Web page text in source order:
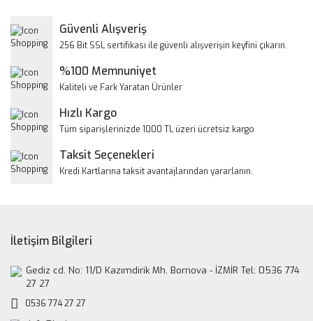
Yorum Yaz
Ürün resmi kalitesiz, bozuk veya görüntülenemiyor.
Ürün bilgilerinde hatalar bulunuyor.
Bu ürüne benzer farklı alternatifler olmalı.
Güvenli Alışveriş
256 Bit SSL sertifikası ile güvenli alışverişin keyfini çıkarın.
%100 Memnuniyet
Kaliteli ve Fark Yaratan Ürünler
Hızlı Kargo
Tüm siparişlerinizde 1000 TL üzeri ücretsiz kargo
Taksit Seçenekleri
Kredi Kartlarına taksit avantajlarından yararlanın.
İletişim Bilgileri
Gediz cd. No: 11/D Kazımdirik Mh. Bornova - İZMİR Tel: 0536 774
27 27
0536 774 27 27